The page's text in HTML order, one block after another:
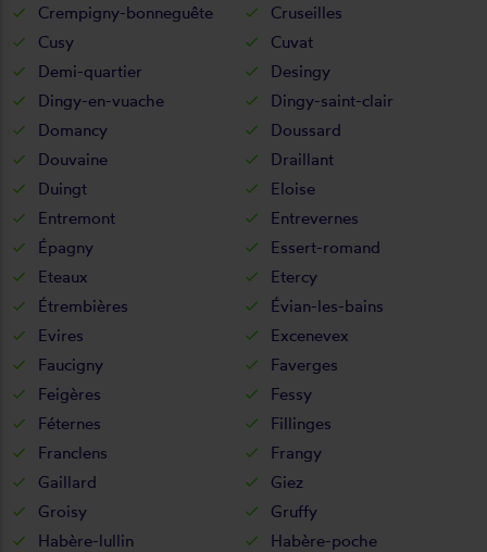
Crempigny-bonneguête
Cruseilles
Cusy
Cuvat
Demi-quartier
Desingy
Dingy-en-vuache
Dingy-saint-clair
Domancy
Doussard
Douvaine
Draillant
Duingt
Eloise
Entremont
Entrevernes
Épagny
Essert-romand
Eteaux
Etercy
Étrembières
Évian-les-bains
Evires
Excenevex
Faucigny
Faverges
Feigères
Fessy
Féternes
Fillinges
Franclens
Frangy
Gaillard
Giez
Groisy
Gruffy
Habère-lullin
Habère-poche